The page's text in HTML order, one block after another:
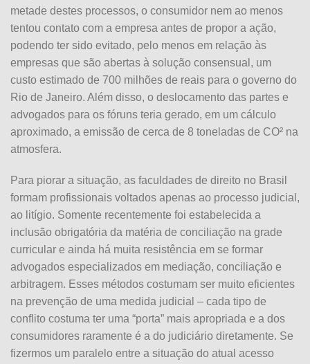
metade destes processos, o consumidor nem ao menos
tentou contato com a empresa antes de propor a ação,
podendo ter sido evitado, pelo menos em relação às
empresas que são abertas à solução consensual, um
custo estimado de 700 milhões de reais para o governo do
Rio de Janeiro. Além disso, o deslocamento das partes e
advogados para os fóruns teria gerado, em um cálculo
aproximado, a emissão de cerca de 8 toneladas de CO² na
atmosfera.
Para piorar a situação, as faculdades de direito no Brasil
formam profissionais voltados apenas ao processo judicial,
ao litígio. Somente recentemente foi estabelecida a
inclusão obrigatória da matéria de conciliação na grade
curricular e ainda há muita resistência em se formar
advogados especializados em mediação, conciliação e
arbitragem. Esses métodos costumam ser muito eficientes
na prevenção de uma medida judicial – cada tipo de
conflito costuma ter uma “porta” mais apropriada e a dos
consumidores raramente é a do judiciário diretamente. Se
fizermos um paralelo entre a situação do atual acesso